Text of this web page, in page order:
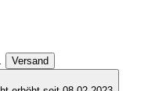
Versand